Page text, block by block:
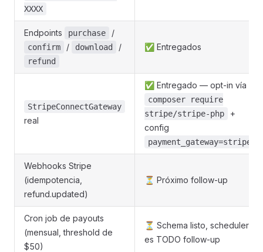
XXXX
Endpoints purchase /
confirm / download /
refund
✅ Entregados
StripeConnectGateway
real
✅ Entregado — opt-in vía
composer require
stripe/stripe-php
+
config
payment_gateway=stripe
Webhooks Stripe
(idempotencia,
refund.updated)
⏳ Próximo follow-up
Cron job de payouts
(mensual, threshold de
$50)
⏳ Schema listo, scheduler
es TODO follow-up